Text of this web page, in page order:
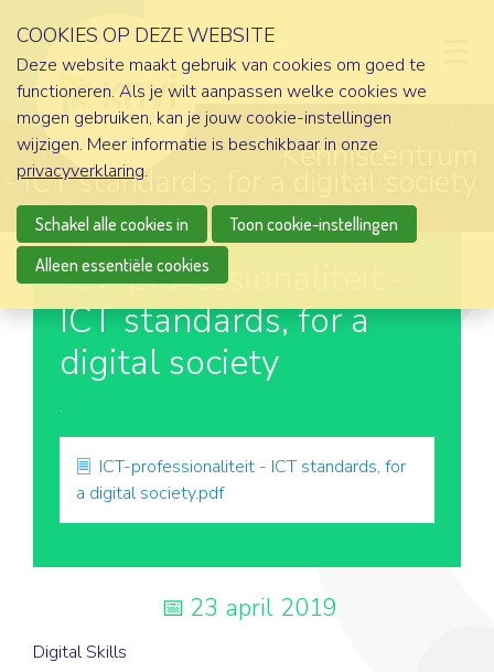
Kenniscentrum
standards, for a digital society
ICT-professionaliteit -
ICT standards, for a
digital society
.
ICT-professionaliteit - ICT standards, for
a digital society.pdf
23 april 2019
Digital Skills
COOKIES OP DEZE WEBSITE
Deze website maakt gebruik van cookies om goed te
functioneren. Als je wilt aanpassen welke cookies we
mogen gebruiken, kan je jouw cookie-instellingen
wijzigen. Meer informatie is beschikbaar in onze
privacyverklaring.
Schakel alle cookies in
Toon cookie-instellingen
Alleen essentiële cookies